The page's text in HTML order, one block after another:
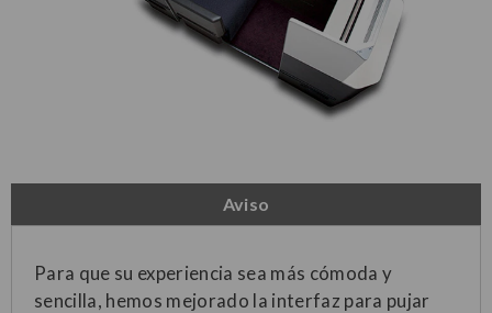
Aviso
Para que su experiencia sea más cómoda y
sencilla, hemos mejorado la interfaz para pujar